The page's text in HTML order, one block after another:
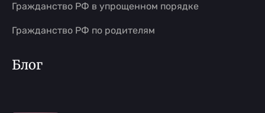
Гражданство РФ в упрощенном порядке
Гражданство РФ по родителям
Блог